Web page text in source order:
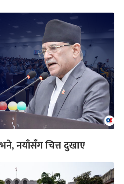
नयाँसँग चित्त दुखाए